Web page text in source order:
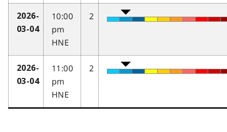
2026-
03-04
10:00
pm
HNE
2
2026-
03-04
11:00
pm
HNE
2